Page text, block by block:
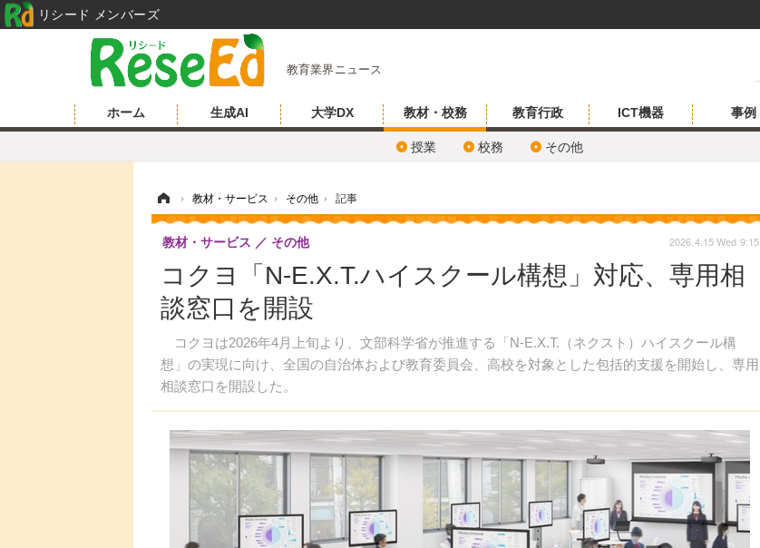
教育業界ニュース
ホーム 生成AI 大学DX 教材・校務
授業 校務 その他
教育行政 ICT機器 事例
› 教材・サービス › その他 › 記事
コクヨ「N-E.X.T.ハイスクール構想」対応、専用相
談窓口を開設
コクヨは2026年4月上旬より、文部科学省が推進する「N-E.X.T.（ネクスト）ハイスクール構
想」の実現に向け、全国の自治体および教育委員会、高校を対象とした包括的支援を開始し、専用
相談窓口を開設した。
教材・サービス その他 2026.4.15 Wed 9:15
リシード メンバーズ